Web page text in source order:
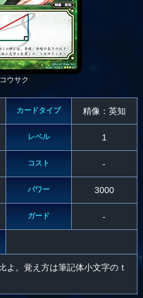
コウサク
カードタイプ 精像：英知
レベル 1
コスト -
パワー 3000
ガード -
よ。覚え方は筆記体小文字のｔ